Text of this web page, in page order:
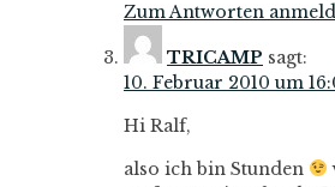
Zum Antworten
TRICAMP sagt:
10. Februar 2010 um
Hi Ralf,
also ich bin Stunden